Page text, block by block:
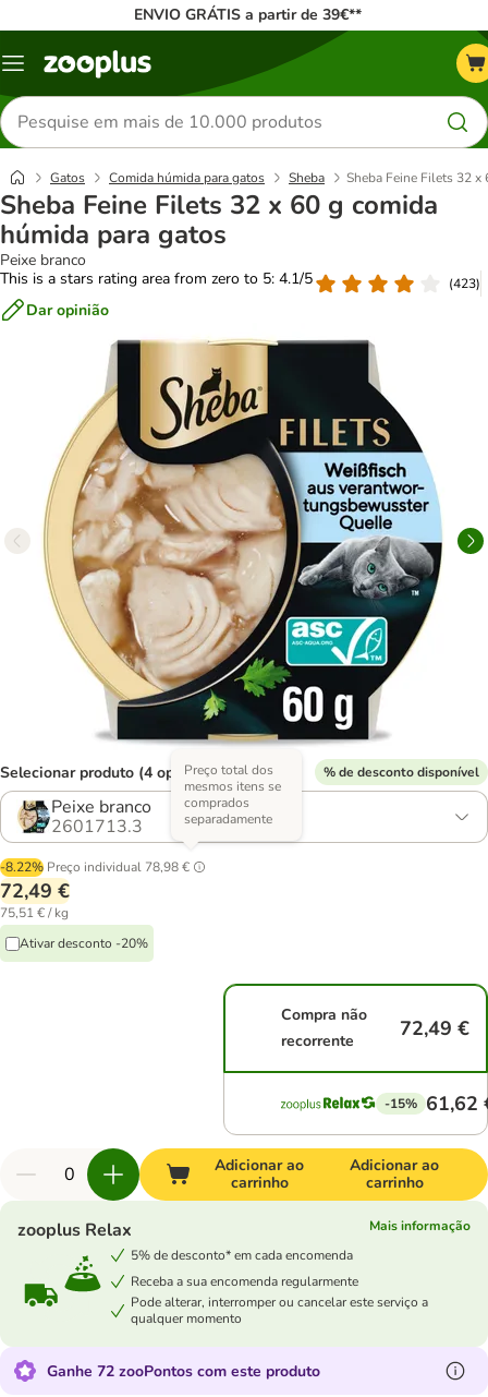
ENVIO GRÁTIS a partir de 39€**
Menu
Pesquisar
produtos
Gatos Comida húmida para gatos Sheba Sheba Feine Filets 32
Sheba Feine Filets 32 x 60 g comida
húmida para gatos
Peixe branco
This is a stars rating area from zero to 5: 4.1/5
(423)
Dar opinião
Selecionar produto (4 opções) % de desconto disponível
Peixe branco
2601713.3
-8.22% Preço individual 78,98 €
Preço total dos
mesmos itens se
comprados
separadamente
72,49 €
75,51 € / kg
Ativar desconto -20%
Compra não
recorrente
72,49 €
-15% 61,62
Adicionar ao
carrinho
Adicionar ao
carrinho
zooplus Relax
Mais informação
5% de desconto* em cada encomenda
Receba a sua encomenda regularmente
Pode alterar, interromper ou cancelar este serviço a
qualquer momento
Ganhe 72 zooPontos com este produto